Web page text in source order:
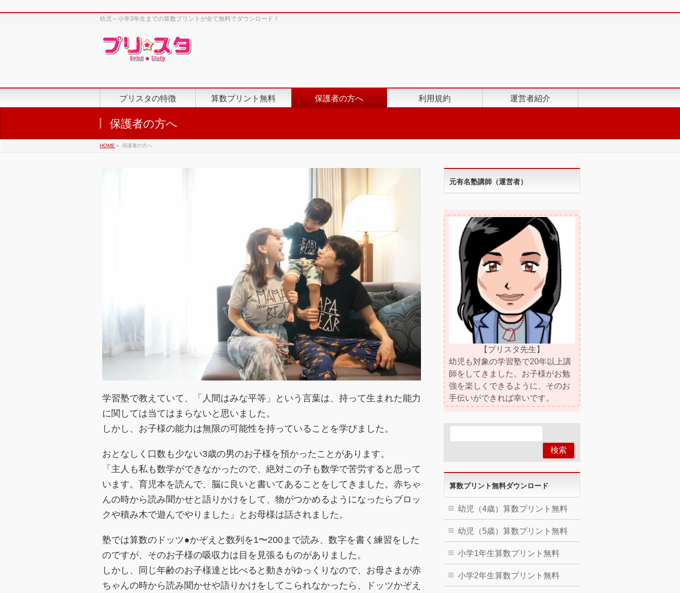
幼児～小学3年生までの算数プリントが全て無料でダウンロード！
プリスタの特徴 算数プリント無料 保護者の方へ 利用規約 運営者紹介
保護者の方へ
HOME » 保護者の方へ
学習塾で教えていて、「人間はみな平等」という言葉は、持って生まれた能力
に関しては当てはまらないと思いました。
しかし、お子様の能力は無限の可能性を持っていることを学びました。
おとなしく口数も少ない3歳の男のお子様を預かったことがあります。
「主人も私も数学ができなかったので、絶対この子も数学で苦労すると思って
います。育児本を読んで、脳に良いと書いてあることをしてきました。赤ちゃ
んの時から読み聞かせと語りかけをして、物がつかめるようになったらブロッ
クや積み木で遊んでやりました」とお母様は話されました。
塾では算数のドッツ●かぞえと数列を1〜200まで読み、数字を書く練習をした
のですが、そのお子様の吸収力は目を見張るものがありました。
しかし、同じ年齢のお子様達と比べると動きがゆっくりなので、お母さまが赤
ちゃんの時から読み聞かせや語りかけをしてこられなかったら、ドッツかぞえ
元有名塾講師（運営者）
【プリスタ先生】
幼児も対象の学習塾で20年以上講
師をしてきました。お子様がお勉
強を楽しくできるように、そのお
手伝いができれば幸いです。
算数プリント無料ダウンロード
幼児（4歳）算数プリント無料
幼児（5歳）算数プリント無料
小学1年生算数プリント無料
小学2年生算数プリント無料